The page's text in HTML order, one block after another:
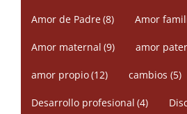
Amor de Padre(8) Amor
Amor maternal (9) amor
amor propio(12) cambios (5)
Desarrollo profesional (4)